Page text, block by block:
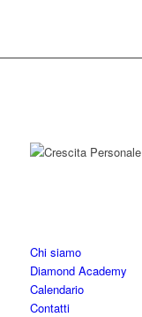
Chi siamo
Diamond Academy
Calendario
Contatti